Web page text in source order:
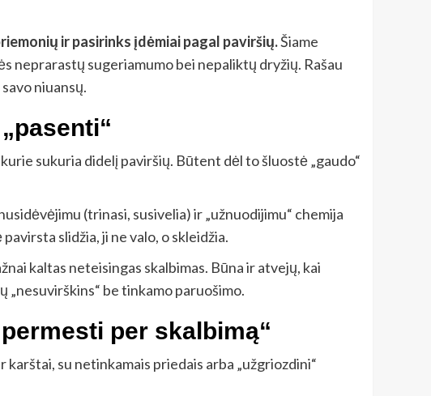
ir pasirinks įdėmiai pagal paviršių.Šiame
neprarastų sugeriamumo bei nepaliktų dryžių. Rašau
niuansų.
sukuria didelį paviršių. Būtent dėl to šluostė „gaudo“
(trinasi, susivelia) ir „užnuodijimu“ chemija
slidžia, ji ne valo, o skleidžia.
kaltas neteisingas skalbimas. Būna ir atvejų, kai
„nesuvirškins“ be tinkamo paruošimo.
per skalbimą“
su netinkamais priedais arba „užgriozdini“